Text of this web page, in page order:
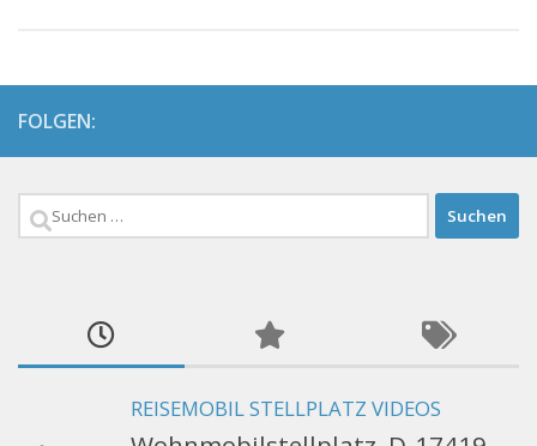
FOLGEN:
Suchen
REISEMOBIL STELLPLATZ VIDEOS